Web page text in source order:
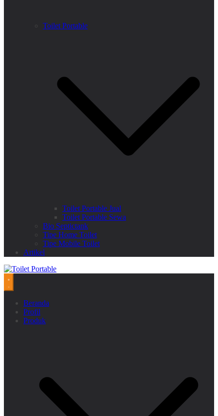
Toilet Portable
Toilet Portable Jual
Toilet Portable Sewa
Bio Septictank
Tipe Home Toilet
Tipe Mobile Toilet
Artikel
Beranda
Profil
Produk